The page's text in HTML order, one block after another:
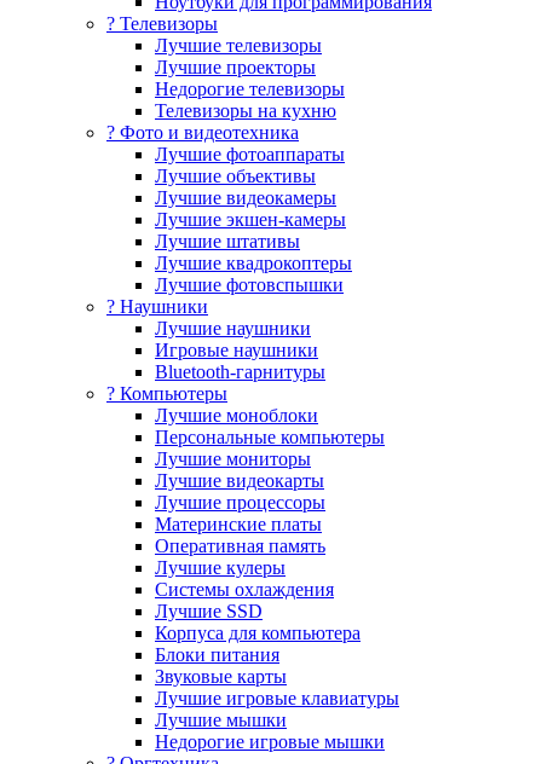
? Телевизоры
Лучшие телевизоры
Лучшие проекторы
Недорогие телевизоры
Телевизоры на кухню
? Фото и видеотехника
Лучшие фотоаппараты
Лучшие объективы
Лучшие видеокамеры
Лучшие экшен-камеры
Лучшие штативы
Лучшие квадрокоптеры
Лучшие фотовспышки
? Наушники
Лучшие наушники
Игровые наушники
Bluetooth-гарнитуры
?️ Компьютеры
Лучшие моноблоки
Персональные компьютеры
Лучшие мониторы
Лучшие видеокарты
Лучшие процессоры
Материнские платы
Оперативная память
Лучшие кулеры
Системы охлаждения
Лучшие SSD
Корпуса для компьютера
Блоки питания
Звуковые карты
Лучшие игровые клавиатуры
Лучшие мышки
Недорогие игровые мышки